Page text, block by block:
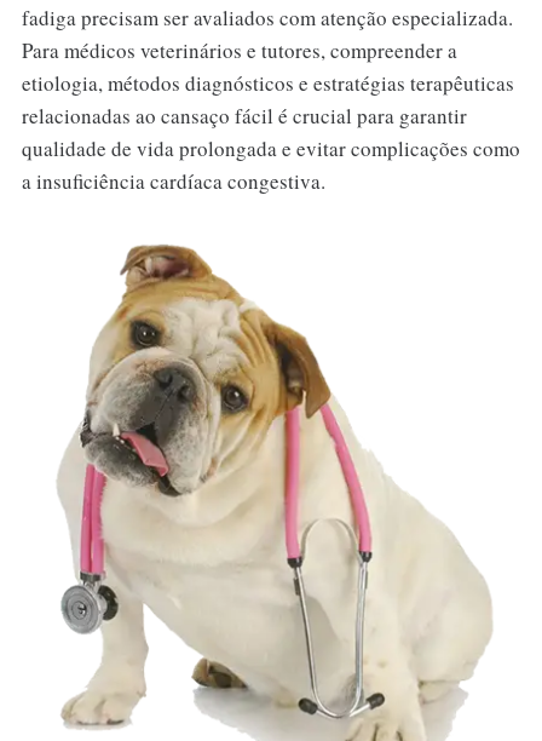
fadiga precisam ser avaliados com atenção especializada.
Para médicos veterinários e tutores, compreender a
etiologia, métodos diagnósticos e estratégias terapêuticas
relacionadas ao cansaço fácil é crucial para garantir
qualidade de vida prolongada e evitar complicações como
a insuficiência cardíaca congestiva.